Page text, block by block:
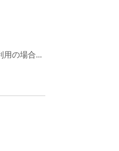
用の場合...